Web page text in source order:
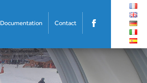
Documentation Contact